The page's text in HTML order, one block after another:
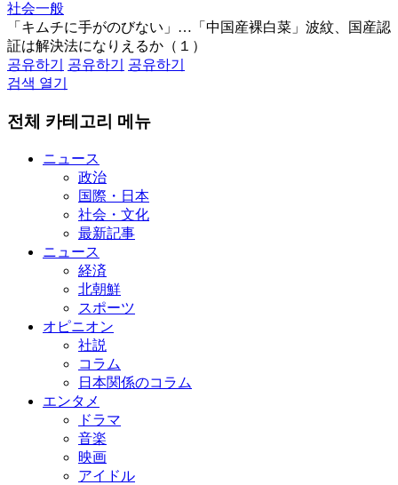
社会一般
「キムチに手がのびない」…「中国産裸白菜」波紋、国産認
証は解決法になりえるか（１）
공유하기
공유하기
공유하기
검색 열기
전체 카테고리 메뉴
ニュース
政治
国際・日本
社会・文化
最新記事
ニュース
経済
北朝鮮
スポーツ
オピニオン
社説
コラム
日本関係のコラム
エンタメ
ドラマ
音楽
映画
アイドル